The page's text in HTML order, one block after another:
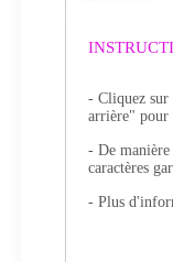
- Cliquez
arrière" pour
- De
caractères
- Plus